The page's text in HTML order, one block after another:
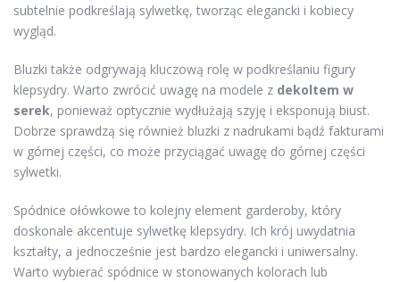
subtelnie podkreślają sylwetkę, tworząc elegancki i kobiecy
wygląd.
Bluzki także odgrywają kluczową rolę w podkreślaniu figury
klepsydry. Warto zwrócić uwagę na modele z dekoltem w
serek, ponieważ optycznie wydłużają szyję i eksponują biust.
Dobrze sprawdzą się również bluzki z nadrukami bądź fakturami
w górnej części, co może przyciągać uwagę do górnej części
sylwetki.
Spódnice ołówkowe to kolejny element garderoby, który
doskonale akcentuje sylwetkę klepsydry. Ich krój uwydatnia
kształty, a jednocześnie jest bardzo elegancki i uniwersalny.
Warto wybierać spódnice w stonowanych kolorach lub